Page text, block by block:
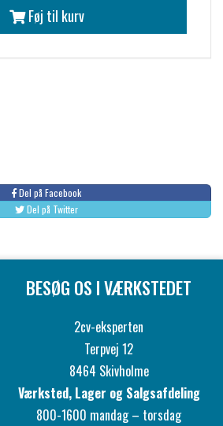
Føj til kurv
Del på Facebook
Del på Twitter
BESØG OS I VÆRKSTEDET
2cv-eksperten
Terpvej 12
8464 Skivholme
Værksted, Lager og Salgsafdeling
800-1600 mandag – torsdag